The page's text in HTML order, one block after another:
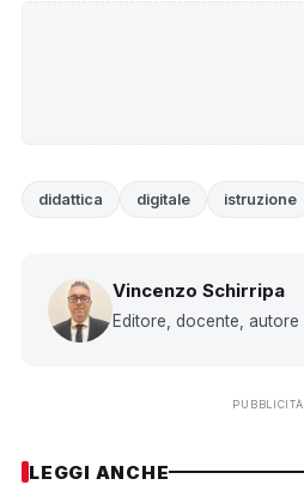
didattica digitale istruzione
Vincenzo Schirripa
Editore, docente, autore
PUBBLICITÀ
LEGGI ANCHE